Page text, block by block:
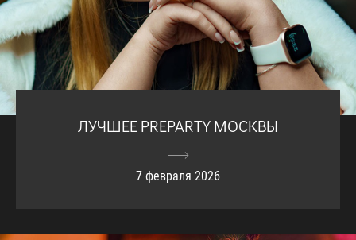
ЛУЧШЕЕ PREPARTY МОСКВЫ
7 февраля 2026